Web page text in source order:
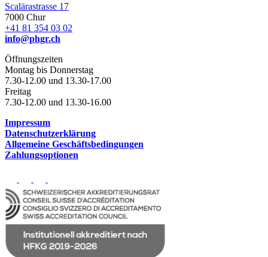
Scalärastrasse 17
7000 Chur
+41 81 354 03 02
info@phgr.ch
Öffnungszeiten
Montag bis Donnerstag
7.30-12.00 und 13.30-17.00
Freitag
7.30-12.00 und 13.30-16.00
Impressum
Datenschutzerklärung
Allgemeine Geschäftsbedingungen
Zahlungsoptionen